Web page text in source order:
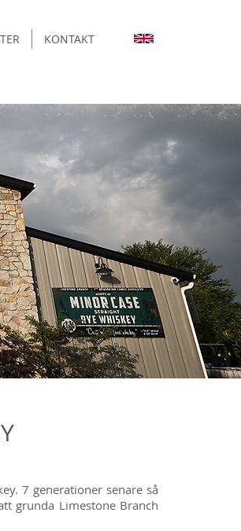
KONTAKT
7 generationer senare så
grunda Limestone Branch